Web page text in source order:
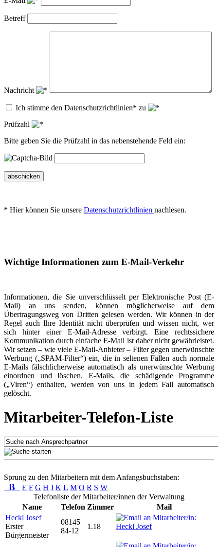
Betreff
Nachricht
Ich stimme den Datenschutzrichtlinien* zu
Prüfzahl
Bitte geben Sie die Prüfzahl in das nebenstehende Feld ein:
abschicken
* Hier können Sie unsere Datenschutzrichtlinien nachlesen.
Wichtige Informationen zum E-Mail-Verkehr
Informationen, die Sie unverschlüsselt per Elektronische Post (E-
Mail) an uns senden, können möglicherweise auf dem
Übertragungsweg von Dritten gelesen werden. Wir können in der
Regel auch Ihre Identität nicht überprüfen und wissen nicht, wer
sich hinter einer E-Mail-Adresse verbirgt. Eine rechtssichere
Kommunikation durch einfache E-Mail ist daher nicht gewährleistet.
Wir setzen – wie viele E-Mail-Anbieter – Filter gegen unerwünschte
Werbung („SPAM-Filter“) ein, die in seltenen Fällen auch normale
E-Mails fälschlicherweise automatisch als unerwünschte Werbung
einordnen und löschen. E-Mails, die schädigende Programme
(„Viren“) enthalten, werden von uns in jedem Fall automatisch
gelöscht.
Mitarbeiter-Telefon-Liste
Sprung zu den Mitarbeitern mit dem Anfangsbuchstaben:
B E F G H J K L M O R S W
Telefonliste der Mitarbeiter/innen der Verwaltung
Name
Telefon Zimmer
Mail
Heckl Josef
Erster
Bürgermeister
08145
84-12
1.18